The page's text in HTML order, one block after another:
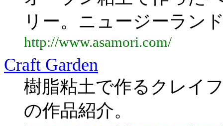
リー。ニュージーラン
http://www.asamori.com/
Craft Garden
樹脂粘土で作るクレイ
の作品紹介。